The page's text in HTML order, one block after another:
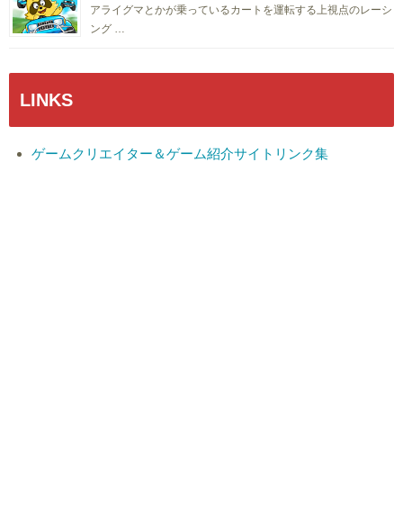
アライグマとかが乗っているカートを運転する上視点のレーシ
ング …
LINKS
ゲームクリエイター＆ゲーム紹介サイトリンク集